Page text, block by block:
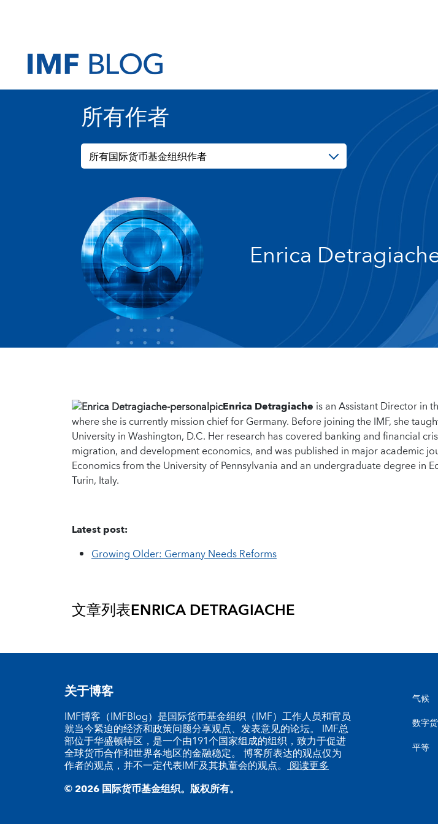
所有作者
所有国际货币基金组织作者
Enrica
Enrica Detragiache is an Assistant Director in
where she is currently mission chief for Germany. Before joining the IMF, she
University in Washington, D.C. Her research has covered banking and financial
migration, and development economics, and was published in major academic
Economics from the University of Pennsylvania and an undergraduate degree in
Turin, Italy.
Latest post:
Growing Older: Germany Needs Reforms
文章列表ENRICA DETRAGIACHE
关于博客
IMF博客（IMFBlog）是国际货币基金组织（IMF）工作人员和官员
就当今紧迫的经济和政策问题分享观点、发表意见的论坛。 IMF总
部位于华盛顿特区，是一个由191个国家组成的组织，致力于促进
全球货币合作和世界各地区的金融稳定。 博客所表达的观点仅为
作者的观点，并不一定代表IMF及其执董会的观点。 阅读更多
气候
数字
平等
© 2026 国际货币基金组织。版权所有。